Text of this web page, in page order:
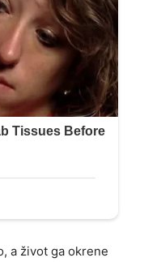
a život ga okrene